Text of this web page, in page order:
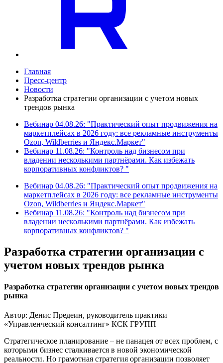
Главная
Пресс-центр
Новости
Разработка стратегии организации с учетом новых
трендов рынка
Вебинар 04.08.26: "Практический опыт продвижения на
маркетплейсах в 2026 году: все рекламные инструменты
Ozon, Wildberries и Яндекс.Маркет"
Вебинар 11.08.26: "Контроль над бизнесом при
владении несколькими партнёрами. Как избежать
корпоративных конфликтов? "
Вебинар 04.08.26: "Практический опыт продвижения на
маркетплейсах в 2026 году: все рекламные инструменты
Ozon, Wildberries и Яндекс.Маркет"
Вебинар 11.08.26: "Контроль над бизнесом при
владении несколькими партнёрами. Как избежать
корпоративных конфликтов? "
Разработка стратегии организации с
учетом новых трендов рынка
Разработка стратегии организации с учетом новых трендов
рынка
Автор: Денис Предеин, руководитель практики
«Управленческий консалтинг» КСК ГРУПП
Стратегическое планирование – не панацея от всех проблем, с
которыми бизнес сталкивается в новой экономической
реальности. Но грамотная стратегия организации позволяет